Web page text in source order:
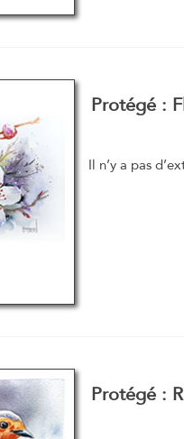
Protégé :
Il n’y a pas
Protégé :